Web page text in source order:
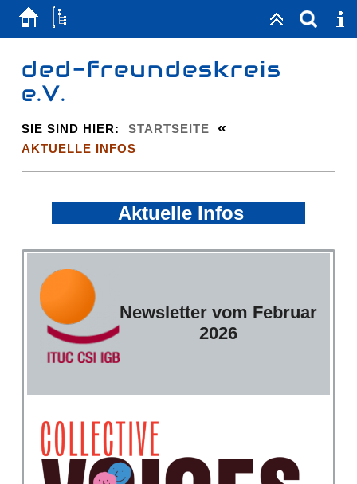
ded-freundeskreis
e.V.
SIE SIND HIER: STARTSEITE «
AKTUELLE INFOS
Aktuelle Infos
Newsletter vom Februar
2026